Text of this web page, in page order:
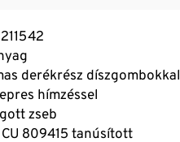
derékrész díszgombokkal
hímzéssel
zseb
CU 809415 tanúsított